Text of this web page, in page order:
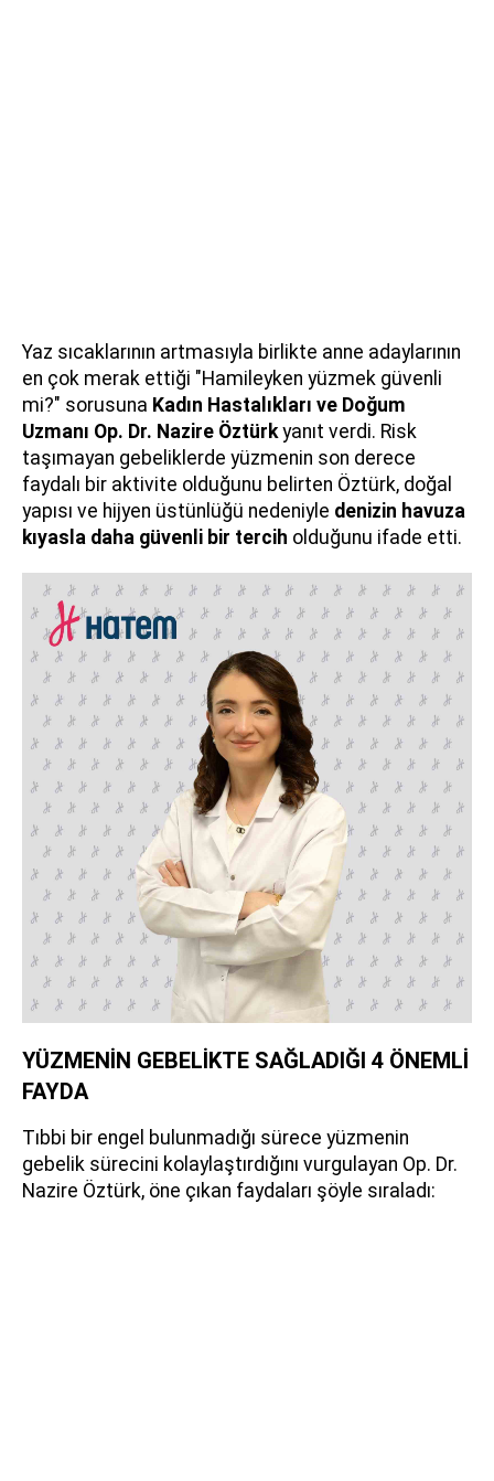
Yaz sıcaklarının artmasıyla birlikte anne adaylarının
en çok merak ettiği "Hamileyken yüzmek güvenli
mi?" sorusuna Kadın Hastalıkları ve Doğum
Uzmanı Op. Dr. Nazire Öztürk yanıt verdi. Risk
taşımayan gebeliklerde yüzmenin son derece
faydalı bir aktivite olduğunu belirten Öztürk, doğal
yapısı ve hijyen üstünlüğü nedeniyle denizin havuza
kıyasla daha güvenli bir tercih olduğunu ifade etti.
YÜZMENİN GEBELİKTE SAĞLADIĞI 4 ÖNEMLİ
FAYDA
Tıbbi bir engel bulunmadığı sürece yüzmenin
gebelik sürecini kolaylaştırdığını vurgulayan Op. Dr.
Nazire Öztürk, öne çıkan faydaları şöyle sıraladı: